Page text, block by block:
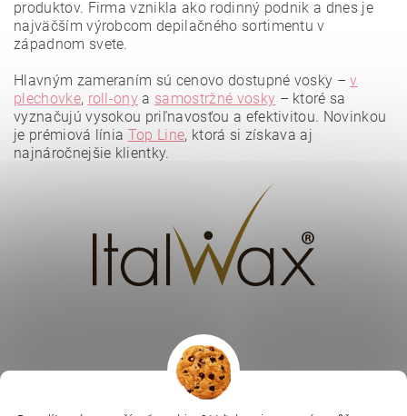
Vložením hodnotenie súhlasíte spodmienkami ochrany
osobných údajov.
produktov. Firma vznikla ako rodinný podnik a dnes je
najväčším výrobcom depilačného sortimentu v
západnom svete.
Hlavným zameraním sú cenovo dostupné vosky –v
plechovke, roll-ony a samostržné vosky – ktoré sa
vyznačujú vysokou priľnavosťou a efektivitou. Novinkou
je prémiová línia Top Line, ktorá si získava aj
najnáročnejšie klientky.